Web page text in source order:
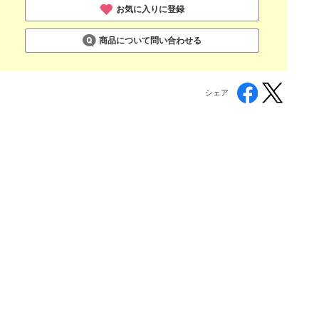
お気に入りに登録
商品について問い合わせる
シェア